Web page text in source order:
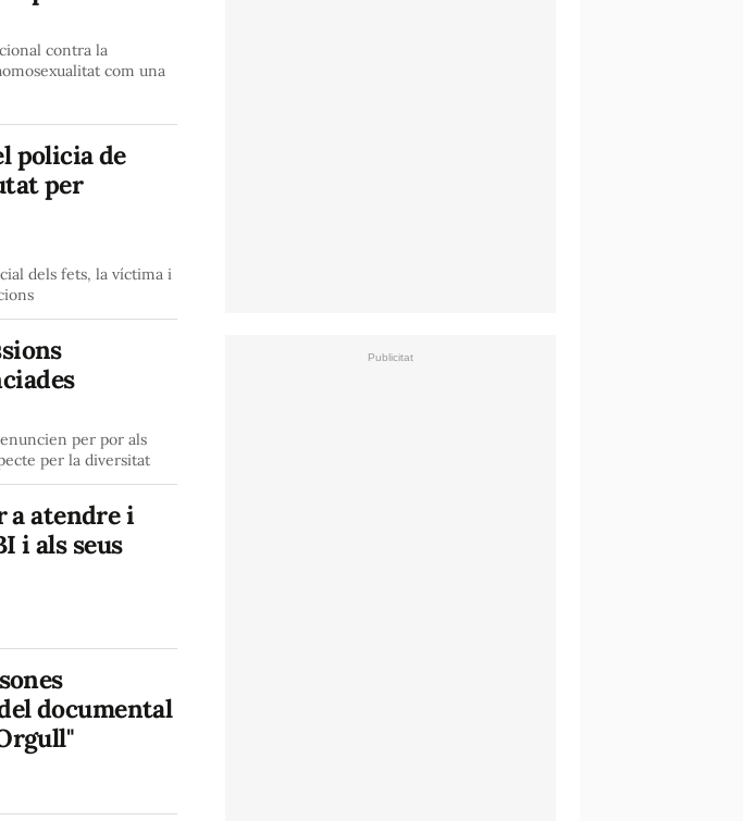
contra la
com una
policia de
per
dels fets, la víctima i
per por als
per la diversitat
a atendre i
i als seus
documental